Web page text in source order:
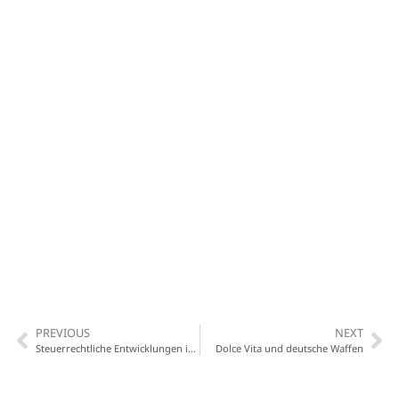
PREVIOUS
Steuerrechtliche Entwicklungen im griechischen Immobilienrecht
NEXT
Dolce Vita und deutsche Waffen